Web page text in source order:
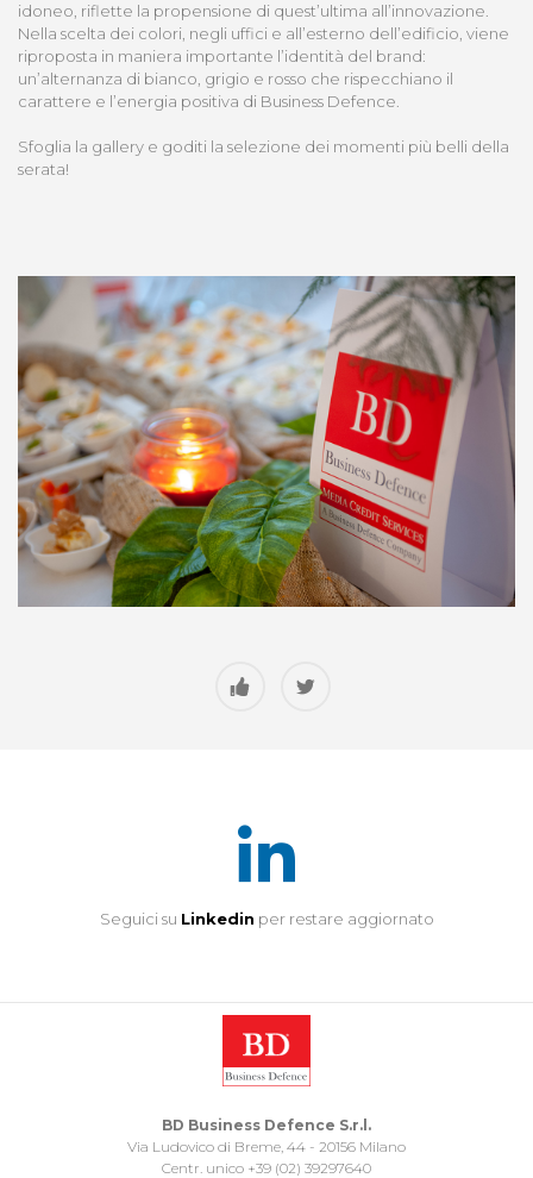
idoneo, riflette la propensione di quest’ultima all’innovazione.
Nella scelta dei colori, negli uffici e all’esterno dell’edificio, viene
riproposta in maniera importante l’identità del brand:
un’alternanza di bianco, grigio e rosso che rispecchiano il
carattere e l’energia positiva di Business Defence.
Sfoglia la gallery e goditi la selezione dei momenti più belli della
serata!
Seguici su Linkedin per restare aggiornato
BD Business Defence S.r.l.
Via Ludovico di Breme, 44 - 20156 Milano
Centr. unico +39 (02) 39297640